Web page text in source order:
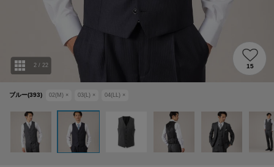
ブルー(393) 02(M) × 03(L) × 04(LL) ×
2 / 22 15